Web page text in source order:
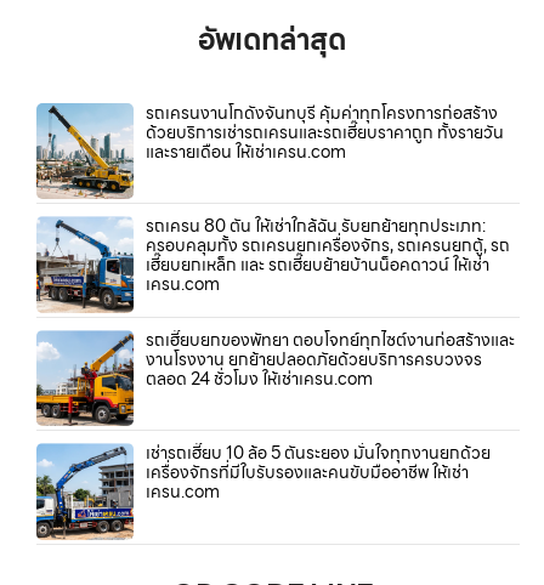
อัพเดทล่าสุด
รถเครนงานโกดังจันทบุรี คุ้มค่าทุกโครงการก่อสร้าง
ด้วยบริการเช่ารถเครนและรถเฮี๊ยบราคาถูก ทั้งรายวัน
และรายเดือน ให้เช่าเครน.com
รถเครน 80 ตัน ให้เช่าใกล้ฉัน รับยกย้ายทุกประเภท:
ครอบคลุมทั้ง รถเครนยกเครื่องจักร, รถเครนยกตู้, รถ
เฮี๊ยบยกเหล็ก และ รถเฮี๊ยบย้ายบ้านน็อคดาวน์ ให้เช่า
เครน.com
รถเฮี๊ยบยกของพัทยา ตอบโจทย์ทุกไซต์งานก่อสร้างและ
งานโรงงาน ยกย้ายปลอดภัยด้วยบริการครบวงจร
ตลอด 24 ชั่วโมง ให้เช่าเครน.com
เช่ารถเฮี๊ยบ 10 ล้อ 5 ตันระยอง มั่นใจทุกงานยกด้วย
เครื่องจักรที่มีใบรับรองและคนขับมืออาชีพ ให้เช่า
เครน.com